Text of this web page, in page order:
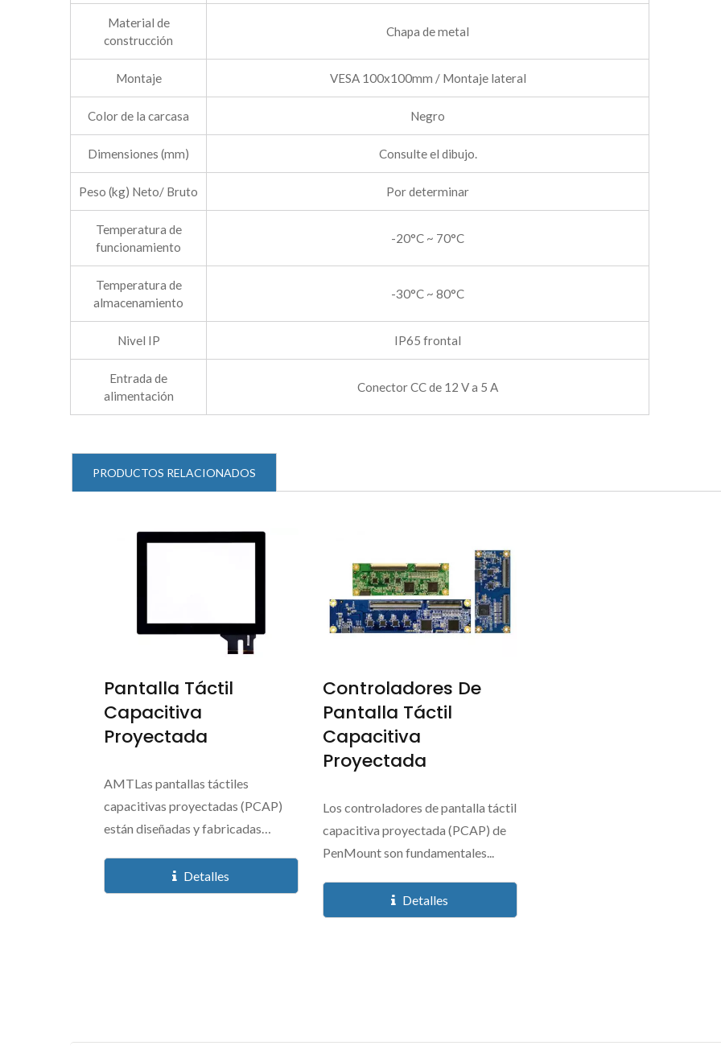
Material de
construcción
Chapa de metal
Montaje VESA 100x100mm / Montaje lateral
Color de la carcasa Negro
Dimensiones (mm) Consulte el dibujo.
Peso (kg) Neto/ Bruto Por determinar
Temperatura de
funcionamiento
-20°C ~ 70°C
Temperatura de
almacenamiento
-30°C ~ 80°C
Nivel IP IP65 frontal
Entrada de
alimentación
Conector CC de 12 V a 5 A
PRODUCTOS RELACIONADOS
Pantalla Táctil
Capacitiva
Proyectada
AMTLas pantallas táctiles
capacitivas proyectadas (PCAP)
están diseñadas y fabricadas
Detalles
Controladores De
Pantalla Táctil
Capacitiva
Proyectada
Los controladores de pantalla táctil
capacitiva proyectada (PCAP) de
PenMount son fundamentales...
Detalles